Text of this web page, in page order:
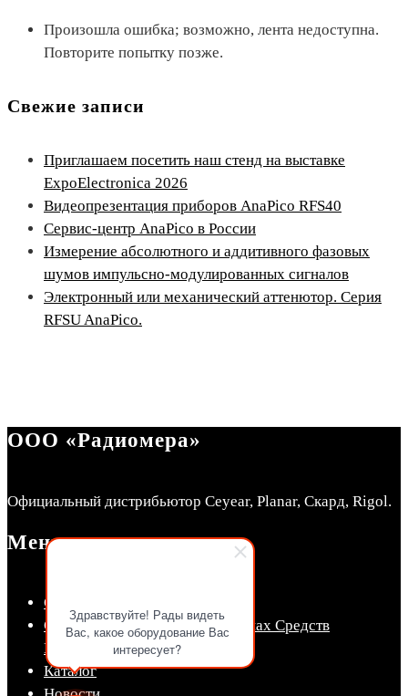
Здравствуйте! Рады видеть
Вас, какое оборудование Вас
интересует?
Произошла ошибка; возможно, лента недоступна.
Повторите попытку позже.
Свежие записи
Приглашаем посетить наш стенд на выставке
ExpoElectronica 2026
Видеопрезентация приборов AnaPico RFS40
Сервис-центр AnaPico в России
Измерение абсолютного и аддитивного фазовых
шумов импульсно-модулированных сигналов
Электронный или механический аттенютор. Серия
RFSU AnaPico.
ООО «Радиомера»
Официальный дистрибьютор Ceyear, Planar, Скард, Rigol.
Меню
СКЛАД Радиомера
Сведения об утвержденных типах Средств
Измерений (СИ)
Каталог